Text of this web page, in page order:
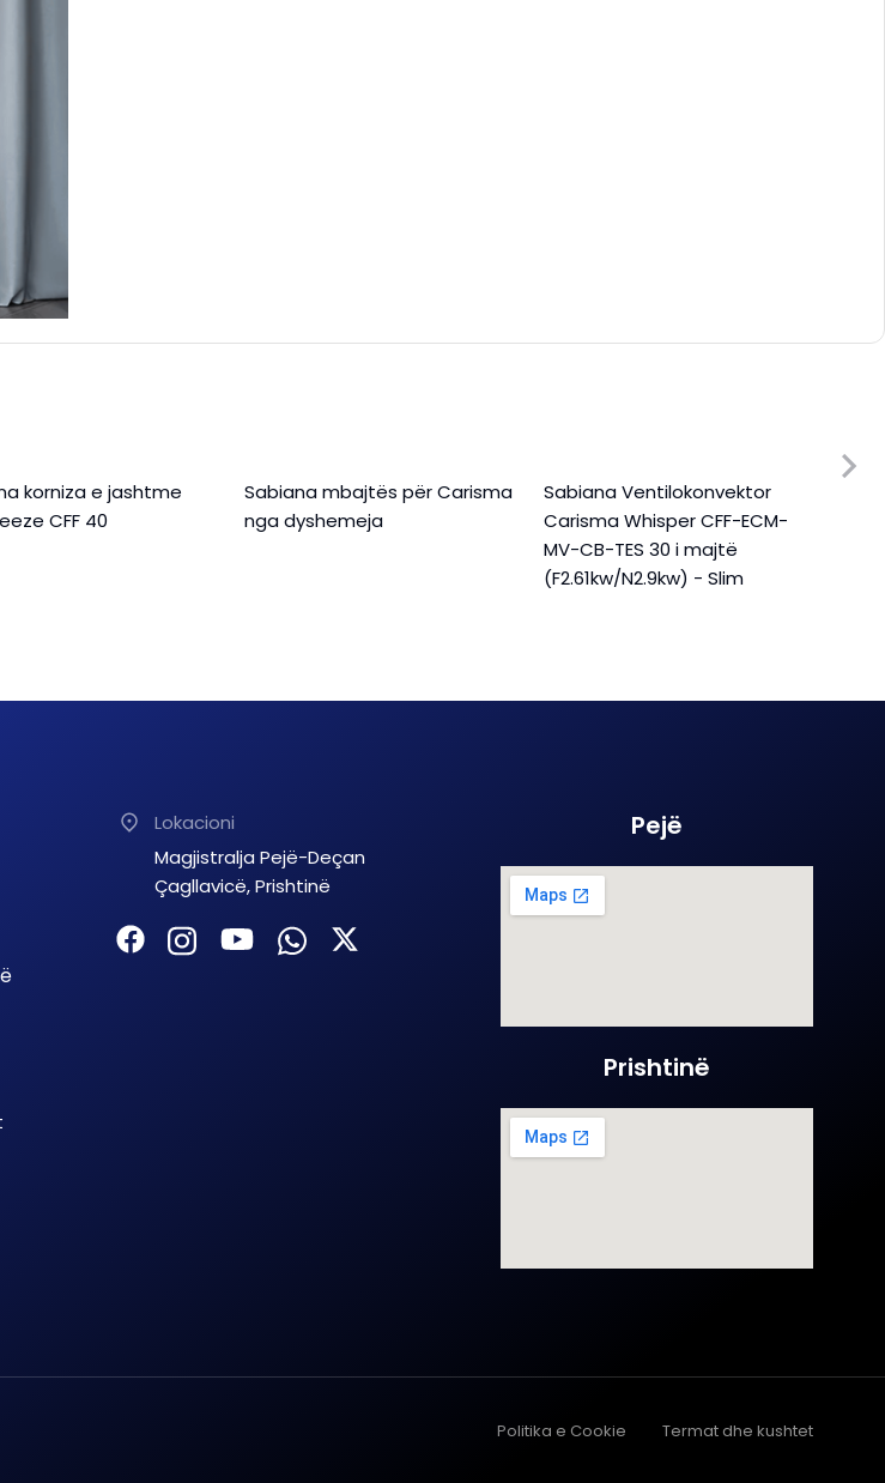
korniza e jashtme
CFF 40
Sabiana mbajtës për Carisma
nga dyshemeja
Sabiana Ventilokonvektor
Carisma Whisper CFF-ECM-
MV-CB-TES 30 i majtë
(F2.61kw/N2.9kw) - Slim
Lokacioni
Magjistralja Pejë-Deçan
Çagllavicë, Prishtinë
Pejë
Prishtinë
Politika e Cookie Termat dhe kushtet